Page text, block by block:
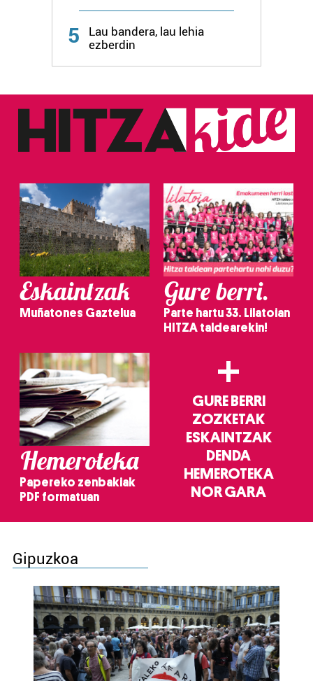
zerbitzuak hobetzeko asmoz, cookie teknologiaz
5
Lau bandera, lau lehia
ezberdin
Eskaintzak
Muñatones Gaztelua
Gure berri.
Parte hartu 33. Lilatoian
HITZA taldearekin!
Hemeroteka
Papereko zenbakiak
PDF formatuan
+
GURE BERRI
ZOZKETAK
ESKAINTZAK
DENDA
HEMEROTEKA
NOR GARA
Gipuzkoa